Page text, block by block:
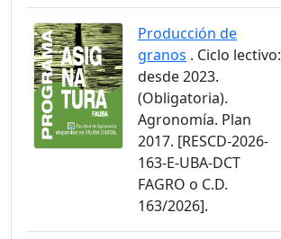
Producción de
granos . Ciclo lectivo:
desde 2023.
(Obligatoria).
Agronomía. Plan
2017. [RESCD-2026-
163-E-UBA-DCT
FAGRO o C.D.
163/2026].